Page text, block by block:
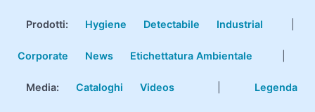
Prodotti: Hygiene Detectabile Industrial
Corporate News Etichettatura Ambientale
Media: Cataloghi Videos Legenda